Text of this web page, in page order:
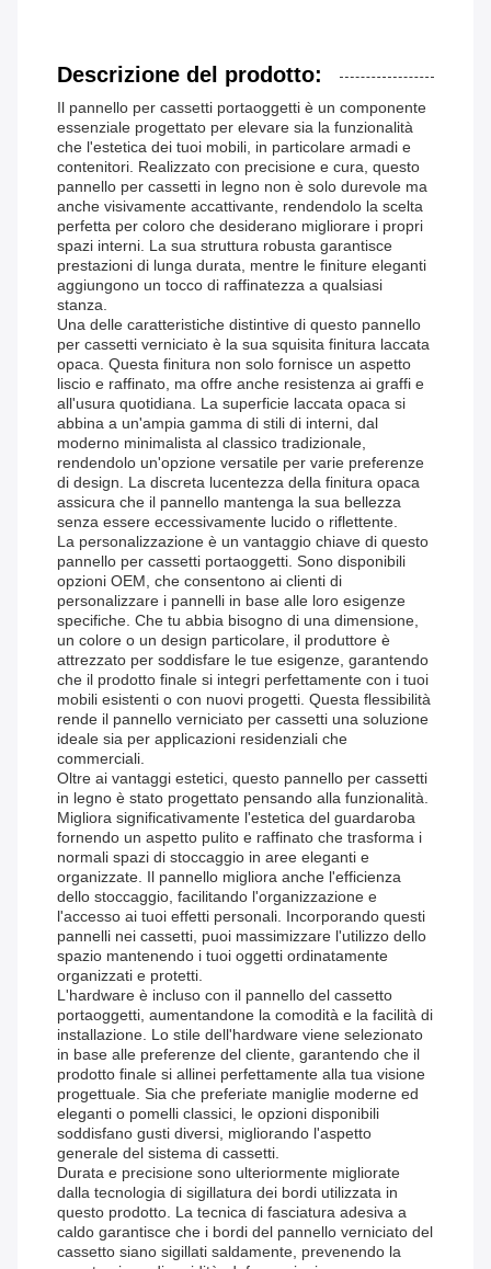
Descrizione del prodotto:
Il pannello per cassetti portaoggetti è un componente
essenziale progettato per elevare sia la funzionalità
che l'estetica dei tuoi mobili, in particolare armadi e
contenitori. Realizzato con precisione e cura, questo
pannello per cassetti in legno non è solo durevole ma
anche visivamente accattivante, rendendolo la scelta
perfetta per coloro che desiderano migliorare i propri
spazi interni. La sua struttura robusta garantisce
prestazioni di lunga durata, mentre le finiture eleganti
aggiungono un tocco di raffinatezza a qualsiasi
stanza.
Una delle caratteristiche distintive di questo pannello
per cassetti verniciato è la sua squisita finitura laccata
opaca. Questa finitura non solo fornisce un aspetto
liscio e raffinato, ma offre anche resistenza ai graffi e
all'usura quotidiana. La superficie laccata opaca si
abbina a un'ampia gamma di stili di interni, dal
moderno minimalista al classico tradizionale,
rendendolo un'opzione versatile per varie preferenze
di design. La discreta lucentezza della finitura opaca
assicura che il pannello mantenga la sua bellezza
senza essere eccessivamente lucido o riflettente.
La personalizzazione è un vantaggio chiave di questo
pannello per cassetti portaoggetti. Sono disponibili
opzioni OEM, che consentono ai clienti di
personalizzare i pannelli in base alle loro esigenze
specifiche. Che tu abbia bisogno di una dimensione,
un colore o un design particolare, il produttore è
attrezzato per soddisfare le tue esigenze, garantendo
che il prodotto finale si integri perfettamente con i tuoi
mobili esistenti o con nuovi progetti. Questa flessibilità
rende il pannello verniciato per cassetti una soluzione
ideale sia per applicazioni residenziali che
commerciali.
Oltre ai vantaggi estetici, questo pannello per cassetti
in legno è stato progettato pensando alla funzionalità.
Migliora significativamente l'estetica del guardaroba
fornendo un aspetto pulito e raffinato che trasforma i
normali spazi di stoccaggio in aree eleganti e
organizzate. Il pannello migliora anche l'efficienza
dello stoccaggio, facilitando l'organizzazione e
l'accesso ai tuoi effetti personali. Incorporando questi
pannelli nei cassetti, puoi massimizzare l'utilizzo dello
spazio mantenendo i tuoi oggetti ordinatamente
organizzati e protetti.
L'hardware è incluso con il pannello del cassetto
portaoggetti, aumentandone la comodità e la facilità di
installazione. Lo stile dell'hardware viene selezionato
in base alle preferenze del cliente, garantendo che il
prodotto finale si allinei perfettamente alla tua visione
progettuale. Sia che preferiate maniglie moderne ed
eleganti o pomelli classici, le opzioni disponibili
soddisfano gusti diversi, migliorando l'aspetto
generale del sistema di cassetti.
Durata e precisione sono ulteriormente migliorate
dalla tecnologia di sigillatura dei bordi utilizzata in
questo prodotto. La tecnica di fasciatura adesiva a
caldo garantisce che i bordi del pannello verniciato del
cassetto siano sigillati saldamente, prevenendo la